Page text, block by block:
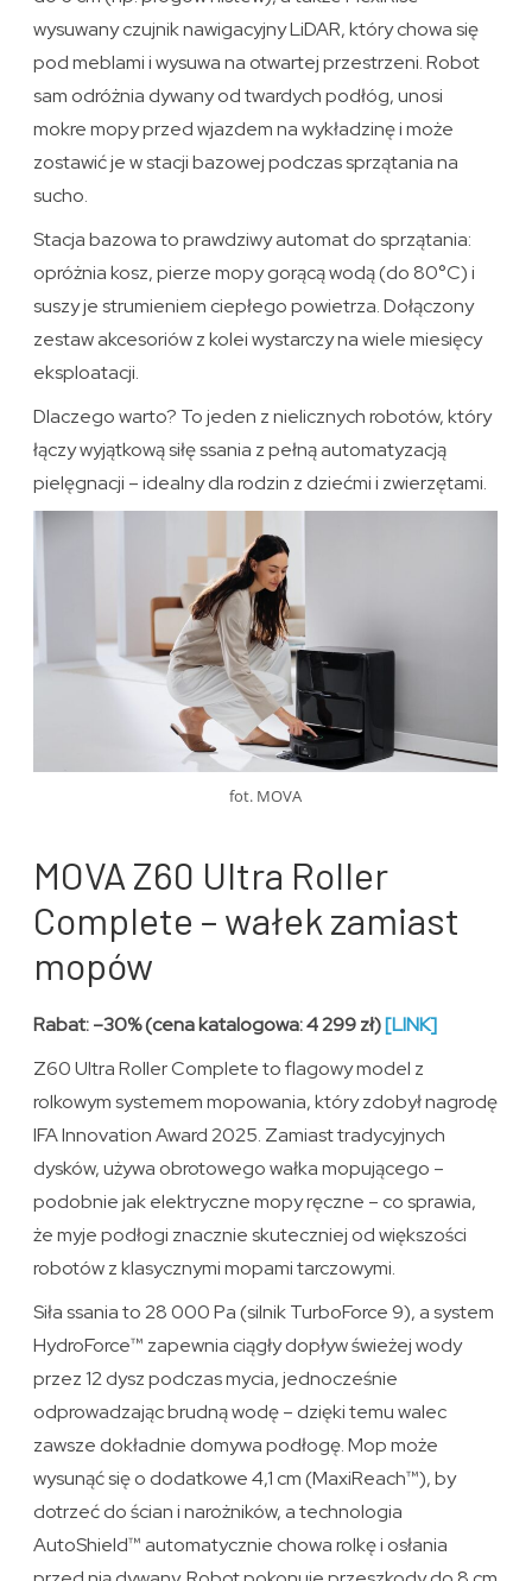
wysuwany czujnik nawigacyjny LiDAR, który chowa się
pod meblami i wysuwa na otwartej przestrzeni. Robot
sam odróżnia dywany od twardych podłóg, unosi
mokre mopy przed wjazdem na wykładzinę i może
zostawić je w stacji bazowej podczas sprzątania na
sucho.
Stacja bazowa to prawdziwy automat do sprzątania:
opróżnia kosz, pierze mopy gorącą wodą (do 80°C) i
suszy je strumieniem ciepłego powietrza. Dołączony
zestaw akcesoriów z kolei wystarczy na wiele miesięcy
eksploatacji.
Dlaczego warto? To jeden z nielicznych robotów, który
łączy wyjątkową siłę ssania z pełną automatyzacją
pielęgnacji – idealny dla rodzin z dziećmi i zwierzętami.
fot. MOVA
MOVA Z60 Ultra Roller
Complete – wałek zamiast
mopów
Rabat: –30% (cena katalogowa: 4 299 zł)[LINK]
Z60 Ultra Roller Complete to flagowy model z
rolkowym systemem mopowania, który zdobył nagrodę
IFA Innovation Award 2025. Zamiast tradycyjnych
dysków, używa obrotowego wałka mopującego –
podobnie jak elektryczne mopy ręczne – co sprawia,
że myje podłogi znacznie skuteczniej od większości
robotów z klasycznymi mopami tarczowymi.
Siła ssania to 28 000 Pa (silnik TurboForce 9), a system
HydroForce™ zapewnia ciągły dopływ świeżej wody
przez 12 dysz podczas mycia, jednocześnie
odprowadzając brudną wodę – dzięki temu walec
zawsze dokładnie domywa podłogę. Mop może
wysunąć się o dodatkowe 4,1 cm (MaxiReach™), by
dotrzeć do ścian i narożników, a technologia
AutoShield™ automatycznie chowa rolkę i osłania